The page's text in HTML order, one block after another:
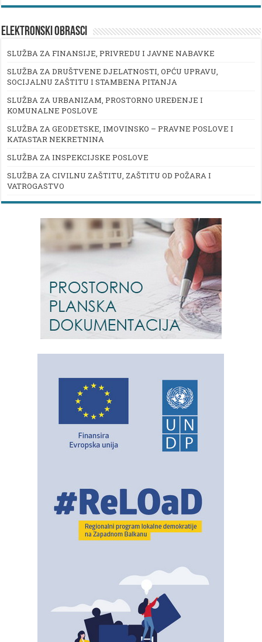
ELEKTRONSKI OBRASCI
SLUŽBA ZA FINANSIJE, PRIVREDU I JAVNE NABAVKE
SLUŽBA ZA DRUŠTVENE DJELATNOSTI, OPĆU UPRAVU,
SOCIJALNU ZAŠTITU I STAMBENA PITANJA
SLUŽBA ZA URBANIZAM, PROSTORNO UREĐENJE I
KOMUNALNE POSLOVE
SLUŽBA ZA GEODETSKE, IMOVINSKO – PRAVNE POSLOVE I
KATASTAR NEKRETNINA
SLUŽBA ZA INSPEKCIJSKE POSLOVE
SLUŽBA ZA CIVILNU ZAŠTITU, ZAŠTITU OD POŽARA I
VATROGASTVO